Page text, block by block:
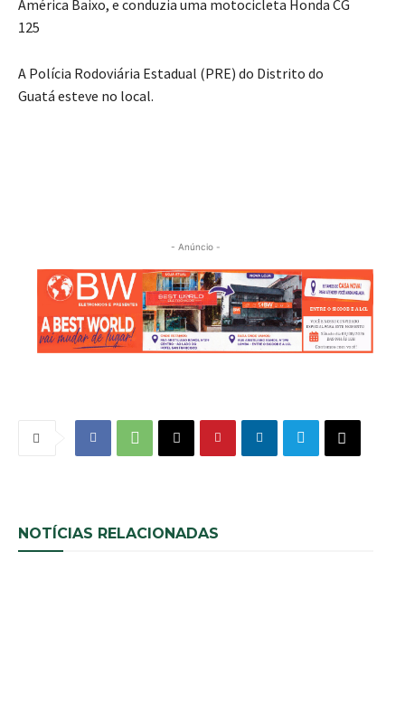
América Baixo, e conduzia uma motocicleta Honda CG
125
A Polícia Rodoviária Estadual (PRE) do Distrito do
Guatá esteve no local.
- Anúncio -
NOTÍCIAS RELACIONADAS